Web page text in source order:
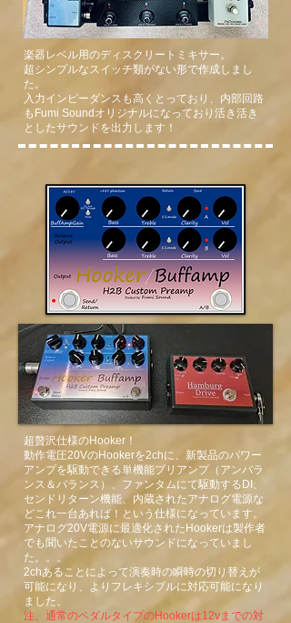
楽器レベル用のディスクリートミキサー。
超シンプルなスイッチ類がない形で作成しまし
た。
入力インピーダンスも高くとっており、内部回路
もFumi Soundオリジナルになっており活き活き
としたサウンドを出力します！
超贅沢仕様のHooker！
動作電圧20VのHookerを2chに、新製品のパワー
アンプを駆動できる単機能プリアンプ（アンバラ
ンス＆バランス）、ファンタムにて駆動するDI、
センドリターン機能、内蔵されたアナログ電源な
どこれ一台あれば！という仕様になっています。
アナログ20V電源に最適化されたHookerは製作者
でも聞いたことのないサウンドになっていまし
た。。。
2chあることによって演奏時の瞬時の切り替えが
可能になり、よりフレキシブルに対応可能になり
ました。
注、通常のペダルタイプのHookerは12vまでの対